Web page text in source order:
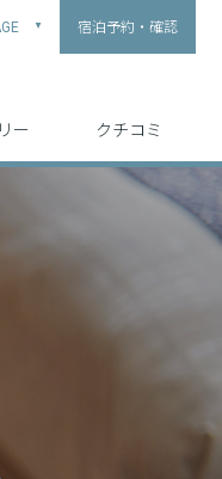
▲ 宿泊予約・確認
ー クチコミ